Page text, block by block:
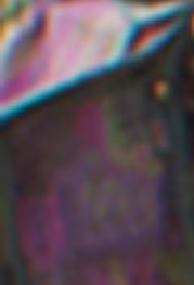
intensief met elkaar te
maken van
De onderlinge
gekregen door de komst
WhatsApp. Een citaat
“Ik maak iedere dag
iemand wil praten.
zeker 1000 keer per
Meisje, bovenbouw
De leeftijdscategorie
is koploper als het gaat